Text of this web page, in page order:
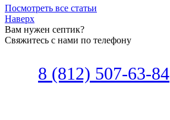
Посмотреть все статьи
Наверх
Вам нужен септик?
Свяжитесь с нами по телефону
8 (812) 507-63-84